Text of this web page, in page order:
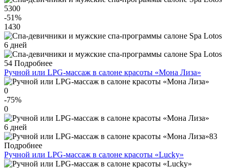
5300
-51%
1430
6 дней
54 Подробнее
Ручной или LPG-массаж в салоне красоты «Мона Лиза»
0
-75%
0
6 дней
83
Подробнее
Ручной или LPG-массаж в салоне красоты «Lucky»